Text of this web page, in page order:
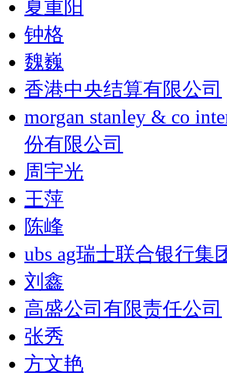
夏重阳
钟格
魏巍
香港中央结算有限公司
morgan stanley & co
份有限公司
周宇光
王萍
陈峰
ubs ag瑞士联合银行集
刘鑫
高盛公司有限责任公司
张秀
方文艳